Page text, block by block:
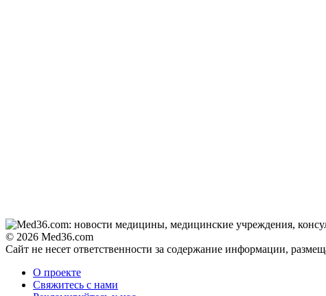
© 2026 Med36.com
Сайт не несет ответственности за содержание информации,
О проекте
Свяжитесь с нами